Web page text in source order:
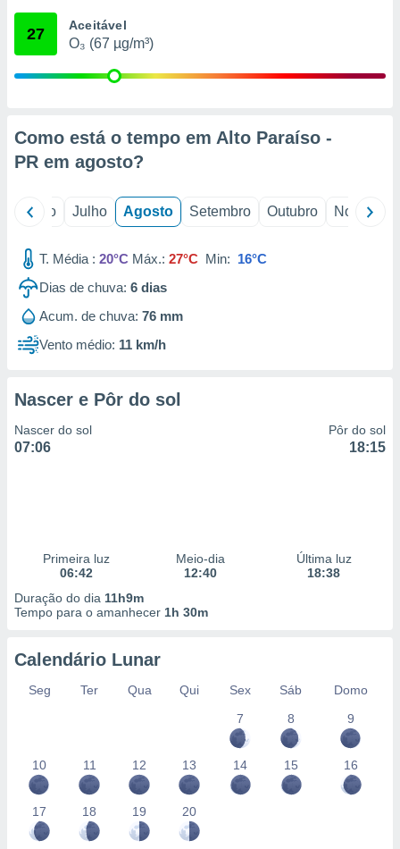
através
1199
27 Aceitável
O₃ (67 µg/m³)
Como está o tempo em Alto Paraíso -
PR em agosto?
Junho Julho Agosto Setembro Outubro Novembro
T. Média : 20°C Máx.: 27°C Min: 16°C
Dias de chuva: 6 dias
Acum. de chuva: 76 mm
Vento médio: 11 km/h
Nascer e Pôr do sol
Nascer do sol
07:06
Pôr do sol
18:15
Primeira luz
06:42
Meio-dia
12:40
Última luz
18:38
Duração do dia 11h9m
Tempo para o amanhecer 1h 30m
Calendário Lunar
Seg Ter Qua Qui Sex Sáb
Domo
7
8 9
10 11 12 13 14 15 16
17 18 19 20